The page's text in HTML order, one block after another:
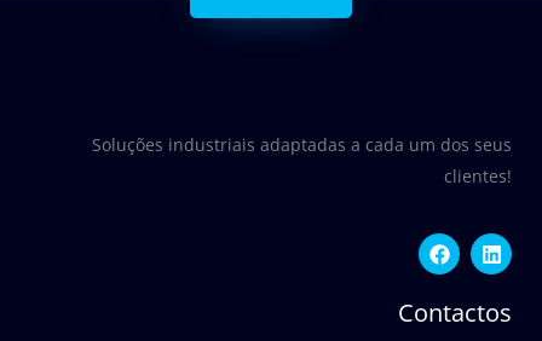
Soluções industriais adaptadas a cada um dos seus
clientes!
F
a
c
e
b
L
i
n
k
e
Contactos